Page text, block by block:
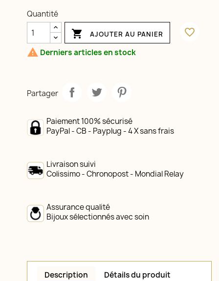
Quantité
 AJOUTER AU PANIER
favorite_border
 Derniers articles en stock
Partager
Paiement 100% sécurisé
PayPal - CB - Payplug - 4 X sans frais
Livraison suivi
Colissimo - Chronopost - Mondial Relay
Assurance qualité
Bijoux sélectionnés avec soin
Description Détails du produit